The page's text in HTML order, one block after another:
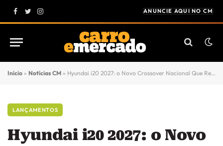
Facebook
Twitter
Instagram
ANUNCIE AQUI NO CM
Início » Notícias CM » Hyundai i20 2027: o Novo Crossover Nacional Que Redefine o Segmento de Entrada
LANÇAMENTOS
Hyundai i20 2027: o Novo